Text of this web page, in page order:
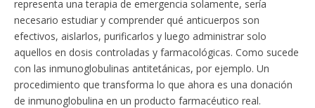
representa una terapia de emergencia solamente, sería
necesario estudiar y comprender qué anticuerpos son
efectivos, aislarlos, purificarlos y luego administrar solo
aquellos en dosis controladas y farmacológicas. Como sucede
con las inmunoglobulinas antitetánicas, por ejemplo. Un
procedimiento que transforma lo que ahora es una donación
de inmunoglobulina en un producto farmacéutico real.